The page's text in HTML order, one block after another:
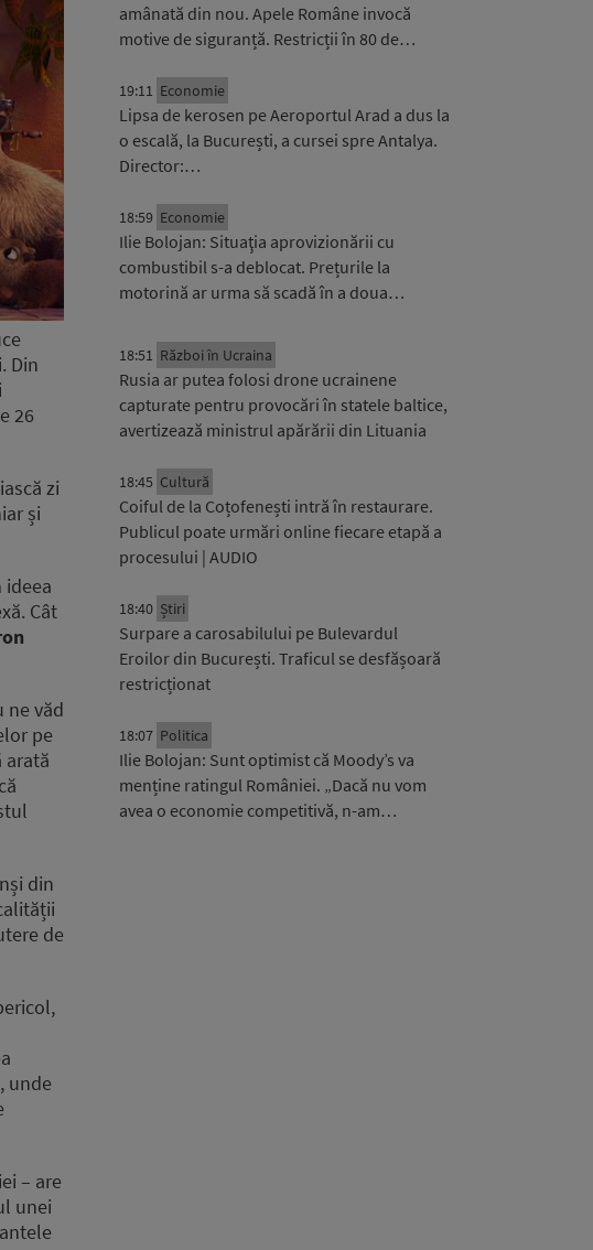
Din
26
zi
și
ideea
Cât
ne văd
pe
arată
din
de
unde
– are
unei
amânată din nou. Apele Române invocă
motive de siguranță. Restricții în 80 de…
19:11 Economie
Lipsa de kerosen pe Aeroportul Arad a dus la
o escală, la București, a cursei spre Antalya.
Director:…
18:59 Economie
Ilie Bolojan: Situaţia aprovizionării cu
combustibil s-a deblocat. Prețurile la
motorină ar urma să scadă în a doua…
18:51 Război în Ucraina
Rusia ar putea folosi drone ucrainene
capturate pentru provocări în statele baltice,
avertizează ministrul apărării din Lituania
18:45 Cultură
Coiful de la Coțofenești intră în restaurare.
Publicul poate urmări online fiecare etapă a
procesului | AUDIO
18:40 Știri
Surpare a carosabilului pe Bulevardul
Eroilor din București. Traficul se desfășoară
restricționat
18:07 Politica
Ilie Bolojan: Sunt optimist că Moody’s va
menține ratingul României. „Dacă nu vom
avea o economie competitivă, n-am…